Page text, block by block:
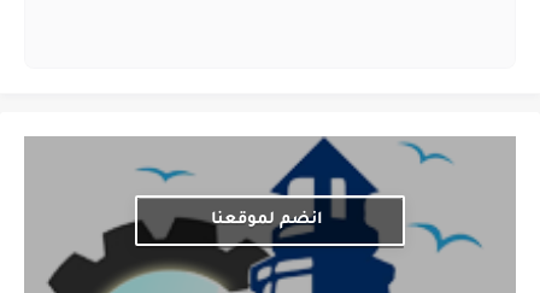
انضم لموقعنا